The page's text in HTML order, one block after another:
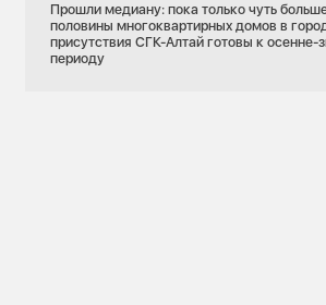
Прошли медиану: пока только чуть
половины многоквартирных домов в
присутствия СГК-Алтай готовы к осенне-
периоду